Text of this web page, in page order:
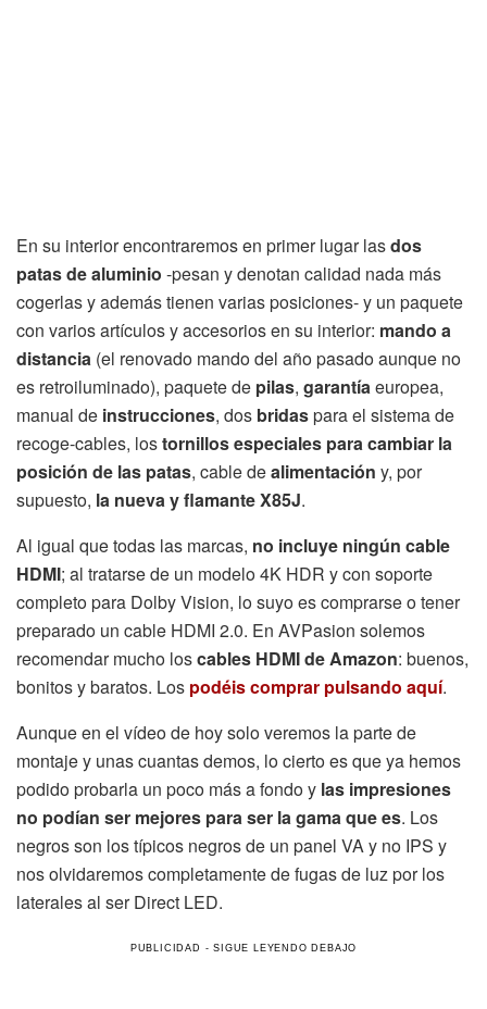
En su interior encontraremos en primer lugar lasdos
patas de aluminio -pesan y denotan calidad nada más
cogerlas y además tienen varias posiciones- y un paquete
con varios artículos y accesorios en su interior: mando a
distancia (el renovado mando del año pasado aunque no
es retroiluminado), paquete de pilas, garantíaeuropea,
manual de instrucciones, dos bridaspara el sistema de
recoge-cables, lostornillos especiales para cambiar la
posición de las patas, cable dealimentación y, por
supuesto, la nueva y flamante X85J.
Al igual que todas las marcas, no incluye ningún cable
HDMI; al tratarse de un modelo 4K HDR y con soporte
completo para Dolby Vision, lo suyo es comprarse o tener
preparado un cable HDMI 2.0. En AVPasion solemos
recomendar mucho loscables HDMI de Amazon: buenos,
bonitos y baratos. Los podéis comprar pulsando aquí.
Aunque en el vídeo de hoy solo veremos la parte de
montaje y unas cuantas demos, lo cierto es que ya hemos
podido probarla un poco más a fondo y las impresiones
no podían ser mejores para ser la gama que es. Los
negros son los típicos negros de un panel VA y no IPS y
nos olvidaremos completamente de fugas de luz por los
laterales al ser Direct LED.